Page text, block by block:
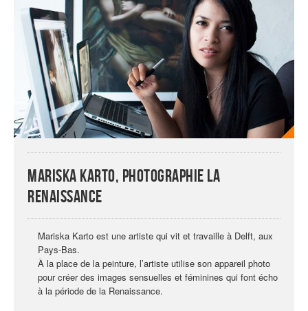
Mariska Karto, photographie la
Renaissance
Mariska Karto est une artiste qui vit et travaille à Delft, aux
Pays-Bas.
À la place de la peinture, l’artiste utilise son appareil photo
pour créer des images sensuelles et féminines qui font écho
à la période de la Renaissance.